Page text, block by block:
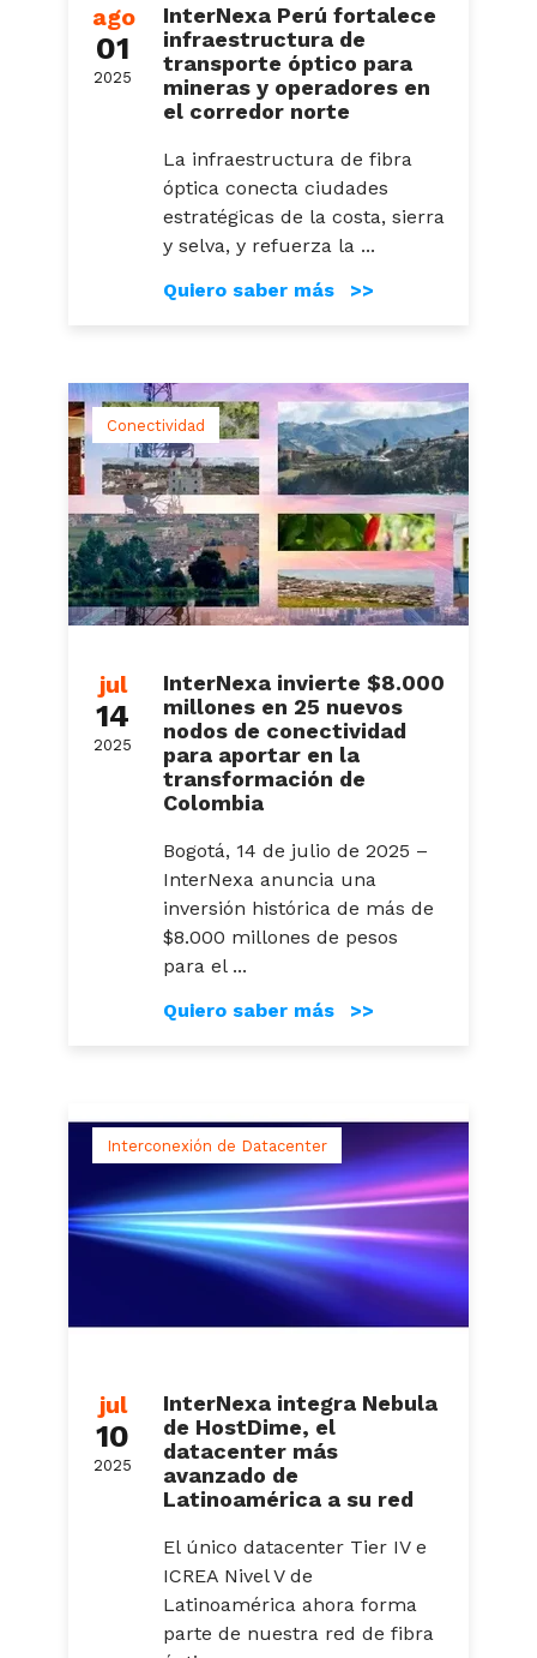
ago
01
2025
InterNexa Perú fortalece
infraestructura de
transporte óptico para
mineras y operadores en
el corredor norte
La infraestructura de fibra
óptica conecta ciudades
estratégicas de la costa, sierra
y selva, y refuerza la ...
Quiero saber más >>
jul
14
2025
Conectividad
InterNexa invierte $8.000
millones en 25 nuevos
nodos de conectividad
para aportar en la
transformación de
Colombia
Bogotá, 14 de julio de 2025 –
InterNexa anuncia una
inversión histórica de más de
$8.000 millones de pesos
para el ...
Quiero saber más >>
jul
10
2025
Interconexión de Datacenter
InterNexa integra Nebula
de HostDime, el
datacenter más
avanzado de
Latinoamérica a su red
El único datacenter Tier IV e
ICREA Nivel V de
Latinoamérica ahora forma
parte de nuestra red de fibra